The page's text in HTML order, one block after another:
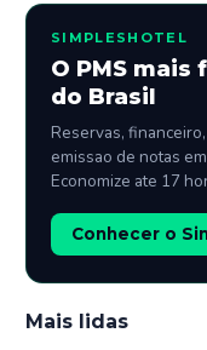
SIMPLESHOTEL
O PMS mais
do Brasil
Reservas,
emissao de notas
Economize ate 17
Conhecer o
Mais lidas